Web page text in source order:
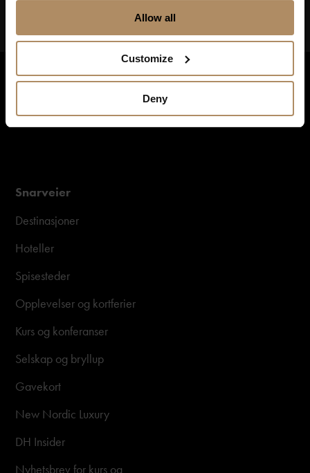
Allow all
Customize
Deny
Snarveier
Destinasjoner
Hoteller
Spisesteder
Opplevelser og kortferier
Kurs og konferanser
Selskap og bryllup
Gavekort
New Nordic Luxury
DH Insider
Nyhetsbrev for kurs og